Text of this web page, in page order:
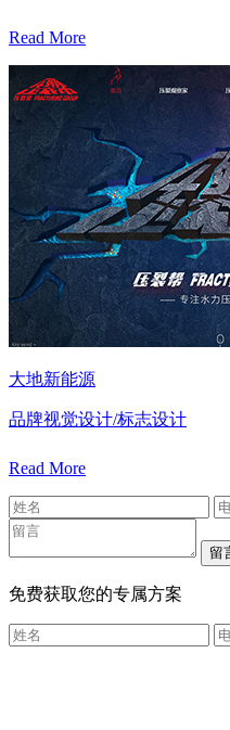
Read More
大地新能源
品牌视觉设计/标志设计
Read More
免费获取您的专属方案